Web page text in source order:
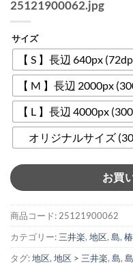
25121900062.jpg
サイズ
【 S 】長辺 640px
【 M 】長辺 2000px
【 L 】長辺 4000px
オリジナルサイズ
お買
商品コード:25121900062
カテゴリー:三井楽, 地区, 島, 椿
タグ:地区, 地区 > 三井楽, 島,